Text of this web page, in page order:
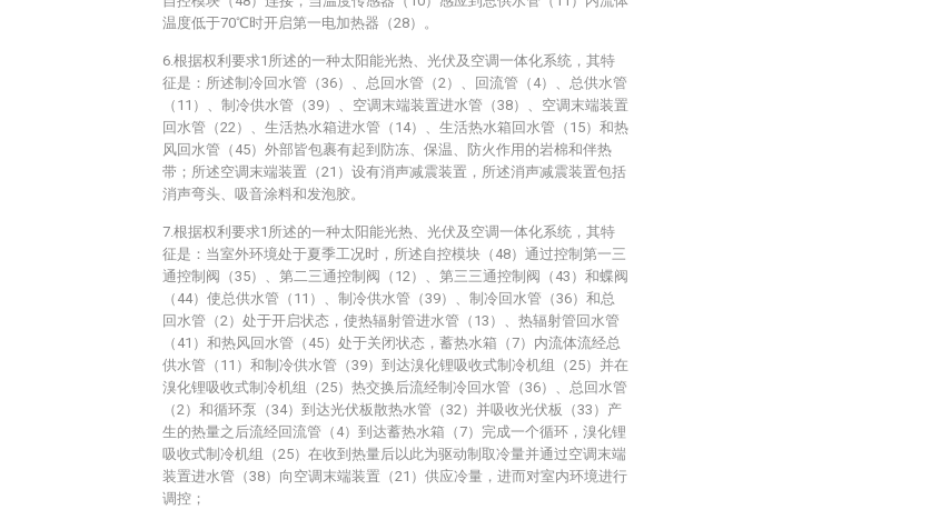
温度低于70℃时开启第一电加热器（28）。
6.根据权利要求1所述的一种太阳能光热、光伏及空调一体化系统，其特
征是：所述制冷回水管（36）、总回水管（2）、回流管（4）、总供水管
（11）、制冷供水管（39）、空调末端装置进水管（38）、空调末端装置
回水管（22）、生活热水箱进水管（14）、生活热水箱回水管（15）和热
风回水管（45）外部皆包裹有起到防冻、保温、防火作用的岩棉和伴热
带；所述空调末端装置（21）设有消声减震装置，所述消声减震装置包括
消声弯头、吸音涂料和发泡胶。
7.根据权利要求1所述的一种太阳能光热、光伏及空调一体化系统，其特
征是：当室外环境处于夏季工况时，所述自控模块（48）通过控制第一三
通控制阀（35）、第二三通控制阀（12）、第三三通控制阀（43）和蝶阀
（44）使总供水管（11）、制冷供水管（39）、制冷回水管（36）和总
回水管（2）处于开启状态，使热辐射管进水管（13）、热辐射管回水管
（41）和热风回水管（45）处于关闭状态，蓄热水箱（7）内流体流经总
供水管（11）和制冷供水管（39）到达溴化锂吸收式制冷机组（25）并在
溴化锂吸收式制冷机组（25）热交换后流经制冷回水管（36）、总回水管
（2）和循环泵（34）到达光伏板散热水管（32）并吸收光伏板（33）产
生的热量之后流经回流管（4）到达蓄热水箱（7）完成一个循环，溴化锂
吸收式制冷机组（25）在收到热量后以此为驱动制取冷量并通过空调末端
装置进水管（38）向空调末端装置（21）供应冷量，进而对室内环境进行
调控；